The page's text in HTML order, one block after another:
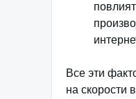
Все эти
на скорости